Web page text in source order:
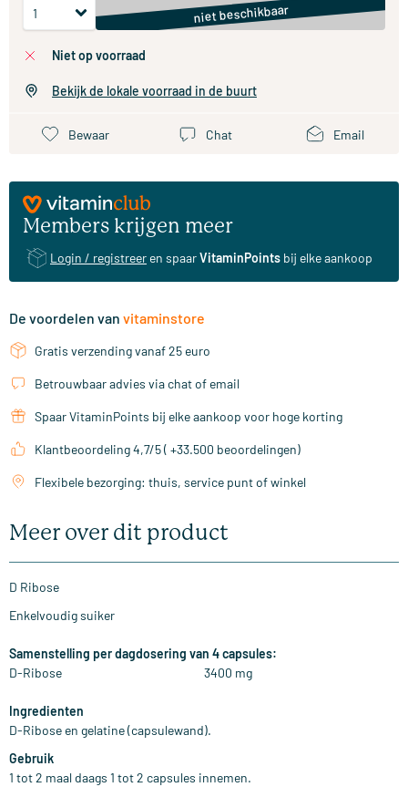
niet beschikbaar
niet op voorraad
Bekijk de lokale voorraad in de buurt
Bewaar Chat Email
Members krijgen meer
Login / registreer en spaarVitaminPoints bij elke aankoop
De voordelen van vitaminstore
Gratis verzending vanaf 25 euro
Betrouwbaar advies via chat of email
Spaar VitaminPoints bij elke aankoop voor hoge korting
Klantbeoordeling 4,7/5 ( +33.500 beoordelingen)
Flexibele bezorging: thuis, service punt of winkel
Meer over dit product
D Ribose
Enkelvoudig suiker
Samenstelling per dagdosering van 4 capsules:
D-Ribose 3400 mg
Ingredienten
D-Ribose en gelatine (capsulewand).
Gebruik
1 tot 2 maal daags 1 tot 2 capsules innemen.